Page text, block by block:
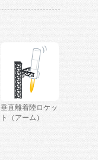
垂直離着陸ロケッ
ト（アーム）